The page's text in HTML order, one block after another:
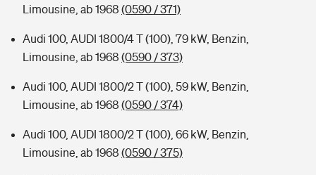
Limousine, ab 1968 (0590 / 371)
Audi 100, AUDI 1800/4 T (100), 79 kW, Benzin,
Limousine, ab 1968 (0590 / 373)
Audi 100, AUDI 1800/2 T (100), 59 kW, Benzin,
Limousine, ab 1968 (0590 / 374)
Audi 100, AUDI 1800/2 T (100), 66 kW, Benzin,
Limousine, ab 1968 (0590 / 375)